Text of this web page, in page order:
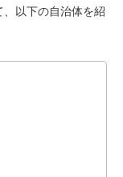
以下の自治体を紹